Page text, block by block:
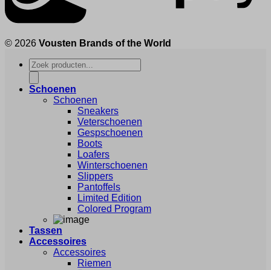
© 2026 Vousten Brands of the World
Producten
zoeken
Schoenen
Schoenen
Sneakers
Veterschoenen
Gespschoenen
Boots
Loafers
Winterschoenen
Slippers
Pantoffels
Limited Edition
Colored Program
Tassen
Accessoires
Accessoires
Riemen